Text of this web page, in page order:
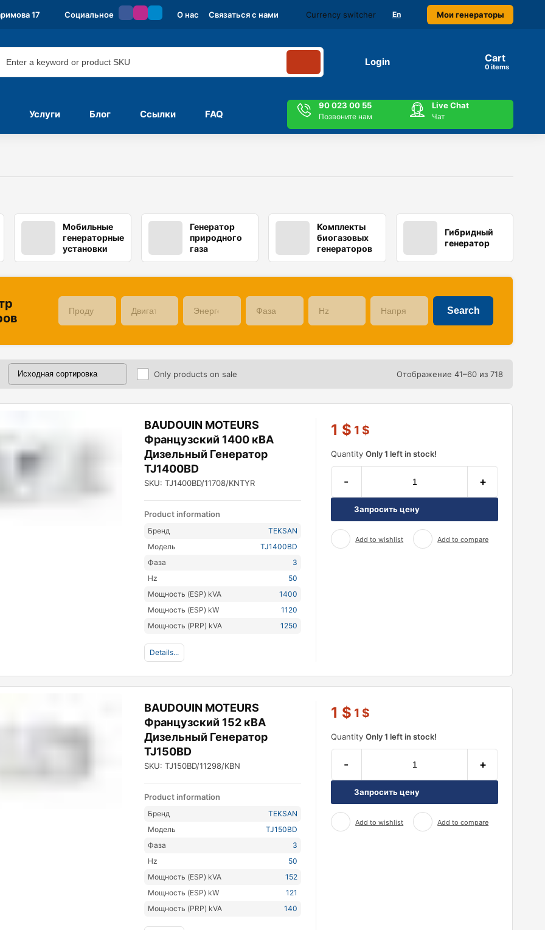
17 Социальное О нас Связаться с нами Currency switcher En Мои генераторы
Login Cart
items
Услуги Блог Ссылки FAQ
90 023 00 55
Позвоните нам
Live Chat
Чат
Мобильные
генераторные
установки
Генератор
природного
газа
Комплекты
биогазовых
генераторов
Гибридный
генератор
Only products on sale Отображение 41–60 из 718
BAUDOUIN MOTEURS
Французский 1400 кВА
Дизельный Генератор
TJ1400BD
SKU: TJ1400BD/11708/KNTYR
Product information
Бренд
TEKSAN
Модель
TJ1400BD
Фаза
3
Hz
50
Мощность (ESP) kVA
1400
Мощность (ESP) kW
1120
Мощность (PRP) kVA
1250
Details...
1 $ 1 $
QuantityOnly 1 left in stock!
- +
Запросить цену
Add to wishlist Add to compare
BAUDOUIN MOTEURS
Французский 152 кВА
Дизельный Генератор
TJ150BD
SKU: TJ150BD/11298/KBN
Product information
Бренд
TEKSAN
Модель
TJ150BD
Фаза
3
Hz
50
Мощность (ESP) kVA
152
Мощность (ESP) kW
121
Мощность (PRP) kVA
140
1 $ 1 $
QuantityOnly 1 left in stock!
- +
Запросить цену
Add to wishlist Add to compare